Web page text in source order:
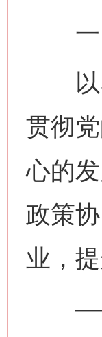
一
以习
贯彻
心的
政策
业，
——